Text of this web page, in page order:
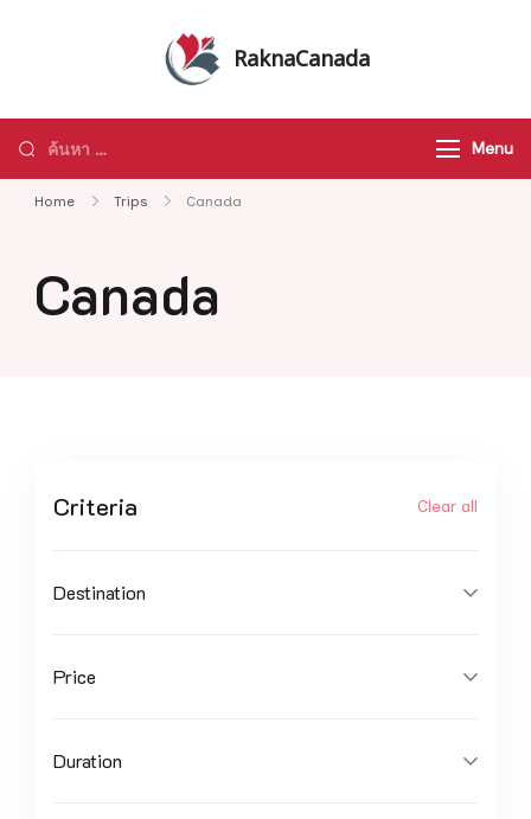
RaknaCanada
แคนาดา ทัวร์อเมริกา ทัวร์ทั่วโลก
ค้นหา
สำหรับ:
Menu
Home Trips Canada
Canada
Criteria Clear all
Destination
Price
Duration